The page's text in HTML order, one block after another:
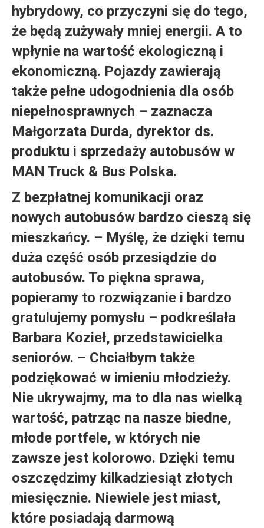
hybrydowy, co przyczyni się do tego,
że będą zużywały mniej energii. A to
wpłynie na wartość ekologiczną i
ekonomiczną. Pojazdy zawierają
także pełne udogodnienia dla osób
niepełnosprawnych – zaznacza
Małgorzata Durda, dyrektor ds.
produktu i sprzedaży autobusów w
MAN Truck & Bus Polska.
Z bezpłatnej komunikacji oraz
nowych autobusów bardzo cieszą się
mieszkańcy. – Myślę, że dzięki temu
duża część osób przesiądzie do
autobusów. To piękna sprawa,
popieramy to rozwiązanie i bardzo
gratulujemy pomysłu – podkreślała
Barbara Kozieł, przedstawicielka
seniorów. – Chciałbym także
podziękować w imieniu młodzieży.
Nie ukrywajmy, ma to dla nas wielką
wartość, patrząc na nasze biedne,
młode portfele, w których nie
zawsze jest kolorowo. Dzięki temu
oszczędzimy kilkadziesiąt złotych
miesięcznie. Niewiele jest miast,
które posiadają darmową